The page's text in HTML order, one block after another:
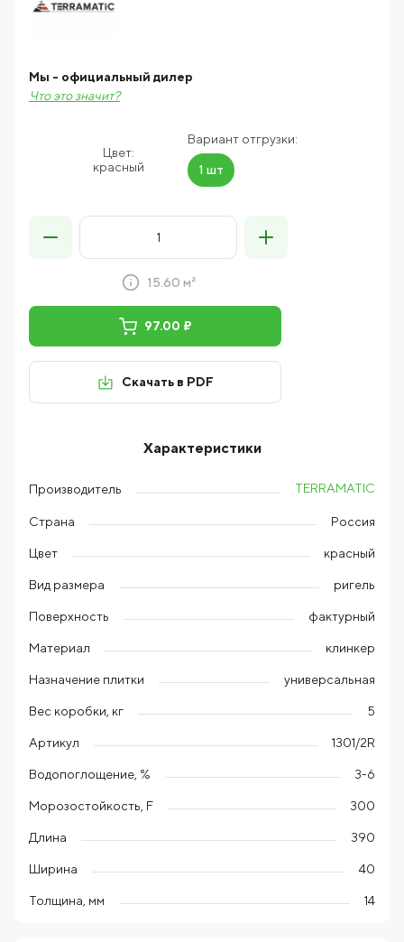
Цвет:
красный
Вариант отгрузки:
1 шт
Мы - официальный дилер
Что это значит?
15.60 м²
97.00 ₽
Скачать в PDF
Характеристики
Производитель TERRAMATIC
Страна Россия
Цвет красный
Вид размера ригель
Поверхность фактурный
Материал клинкер
Назначение плитки универсальная
Вес коробки, кг 5
Артикул 1301/2R
Водопоглощение, % 3-6
Морозостойкость, F 300
Длина 390
Ширина 40
Толщина, мм 14